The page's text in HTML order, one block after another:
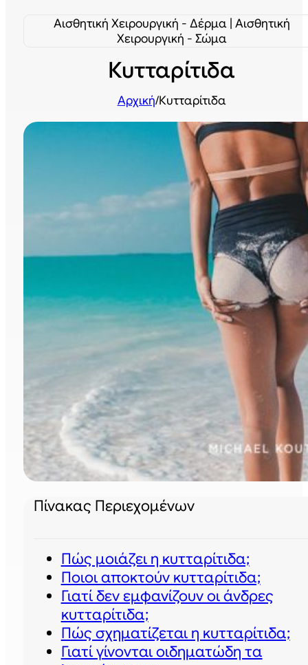
Αισθητική Χειρουργική - Δέρμα | Αισθητική
Χειρουργική - Σώμα
Κυτταρίτιδα
Αρχική/Κυτταρίτιδα
Πίνακας Περιεχομένων
Πώς μοιάζει η κυτταρίτιδα;
Ποιοι αποκτούν κυτταρίτιδα;
Γιατί δεν εμφανίζουν οι άνδρες
κυτταρίτιδα;
Πώς σχηματίζεται η κυτταρίτιδα;
Γιατί γίνονται οιδηματώδη τα